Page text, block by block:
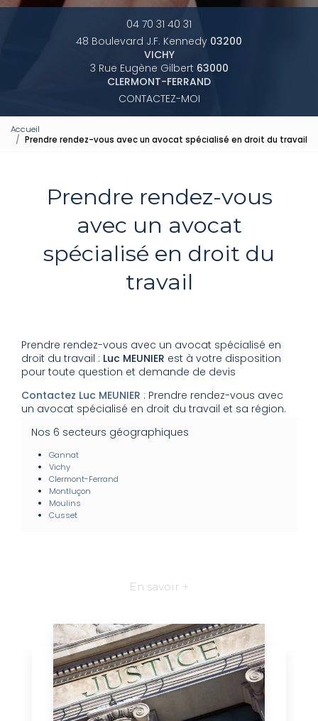
04 70 31 40 31
48 Boulevard J.F. Kennedy 03200
VICHY
3 Rue Eugène Gilbert 63000
CLERMONT-FERRAND
CONTACTEZ-MOI
Accueil
Prendre rendez-vous avec un avocat spécialisé en droit du travail
Prendre rendez-vous
avec un avocat
spécialisé en droit du
travail
Prendre rendez-vous avec un avocat spécialisé en
droit du travail : Luc MEUNIER est à votre disposition
pour toute question et demande de devis
Contactez Luc MEUNIER : Prendre rendez-vous avec
un avocat spécialisé en droit du travail et sa région.
Nos 6 secteurs géographiques
Gannat
Vichy
Clermont-Ferrand
Montluçon
Moulins
Cusset
En savoir +